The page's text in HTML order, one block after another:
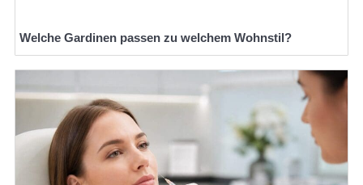
Welche Gardinen passen zu welchem Wohnstil?